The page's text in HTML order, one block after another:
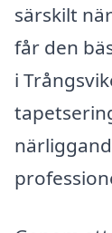
särskilt
får den
i